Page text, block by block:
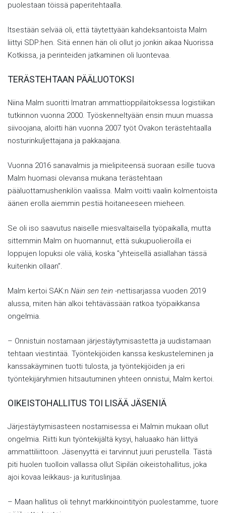
puolestaan töissä paperitehtaalla.
Itsestään selvää oli, että täytettyään kahdeksantoista Malm
liittyi SDP:hen. Sitä ennen hän oli ollut jo jonkin aikaa Nuorissa
Kotkissa, ja perinteiden jatkaminen oli luontevaa.
TERÄSTEHTAAN PÄÄLUOTOKSI
Niina Malm suoritti Imatran ammattioppilaitoksessa logistiikan
tutkinnon vuonna 2000. Työskenneltyään ensin muun muassa
siivoojana, aloitti hän vuonna 2007 työt Ovakon terästehtaalla
nosturinkuljettajana ja pakkaajana.
Vuonna 2016 sanavalmis ja mielipiteensä suoraan esille tuova
Malm huomasi olevansa mukana terästehtaan
pääluottamushenkilön vaalissa. Malm voitti vaalin kolmentoista
äänen erolla aiemmin pestiä hoitaneeseen mieheen.
Se oli iso saavutus naiselle miesvaltaisella työpaikalla, mutta
sittemmin Malm on huomannut, että sukupuolieroilla ei
loppujen lopuksi ole väliä, koska ”yhteisellä asiallahan tässä
kuitenkin ollaan”.
Malm kertoi SAK:n Näin sen tein -nettisarjassa vuoden 2019
alussa, miten hän alkoi tehtävässään ratkoa työpaikkansa
ongelmia.
– Onnistuin nostamaan järjestäytymisastetta ja uudistamaan
tehtaan viestintää. Työntekijöiden kanssa keskusteleminen ja
kanssakäyminen tuotti tulosta, ja työntekijöiden ja eri
työntekijäryhmien hitsautuminen yhteen onnistui, Malm kertoi.
OIKEISTOHALLITUS TOI LISÄÄ JÄSENIÄ
Järjestäytymisasteen nostamisessa ei Malmin mukaan ollut
ongelmia. Riitti kun työntekijältä kysyi, haluaako hän liittyä
ammattiliittoon. Jäsenyyttä ei tarvinnut juuri perustella. Tästä
piti huolen tuolloin vallassa ollut Sipilän oikeistohallitus, joka
ajoi kovaa leikkaus- ja kurituslinjaa.
– Maan hallitus oli tehnyt markkinointityön puolestamme, tuore